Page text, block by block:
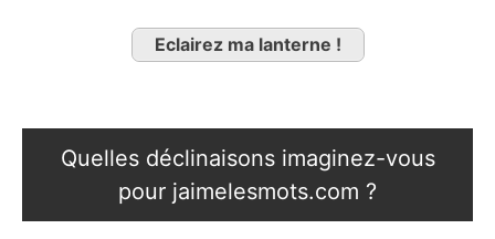
Eclairez ma lanterne !
Quelles déclinaisons imaginez-vous
pour jaimelesmots.com ?